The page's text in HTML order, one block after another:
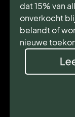
dat 15% van
onverkocht
belandt of
nieuwe